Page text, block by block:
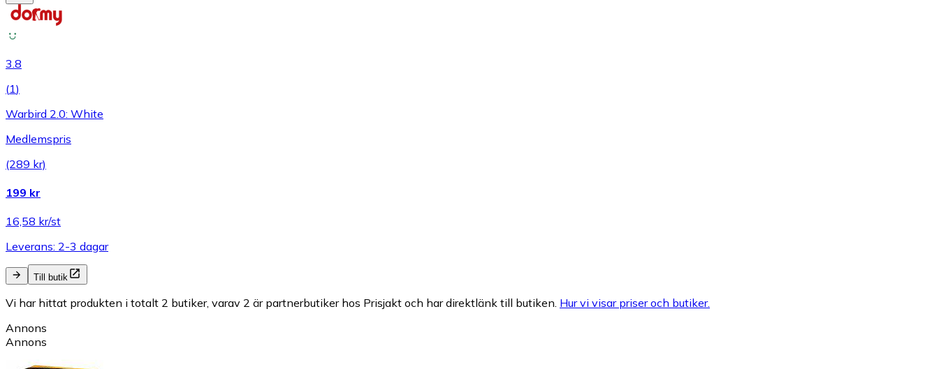
3.8
(1)
Warbird 2.0: White
Medlemspris
(289 kr)
199 kr
16,58 kr/st
Leverans: 2-3 dagar
Till butik
Vi har hittat produkten i totalt 2 butiker, varav 2 är partnerbutiker hos Prisjakt och har direktlänk till butiken. Hur vi visar priser och butiker.
Annons
Annons